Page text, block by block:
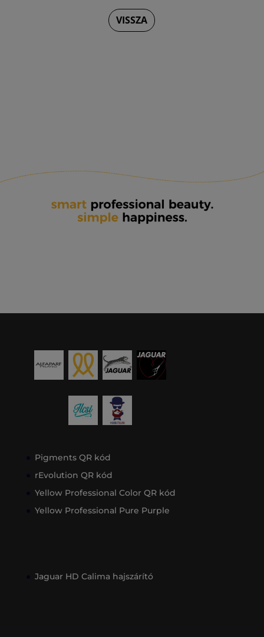
VISSZA
Pigments QR kód
rEvolution QR kód
Yellow Professional Color QR kód
Yellow Professional Pure Purple
Jaguar HD Calima hajszárító